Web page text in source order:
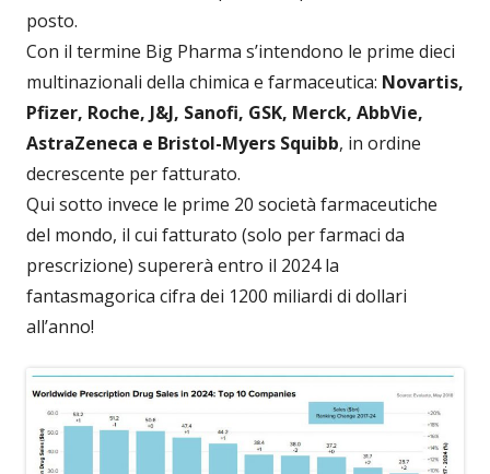
posto.
Con il termine Big Pharma s’intendono le prime dieci
multinazionali della chimica e farmaceutica: Novartis,
Pfizer, Roche, J&J, Sanofi, GSK, Merck, AbbVie,
AstraZeneca e Bristol-Myers Squibb, in ordine
decrescente per fatturato.
Qui sotto invece le prime 20 società farmaceutiche
del mondo, il cui fatturato (solo per farmaci da
prescrizione) supererà entro il 2024 la
fantasmagorica cifra dei 1200 miliardi di dollari
all’anno!